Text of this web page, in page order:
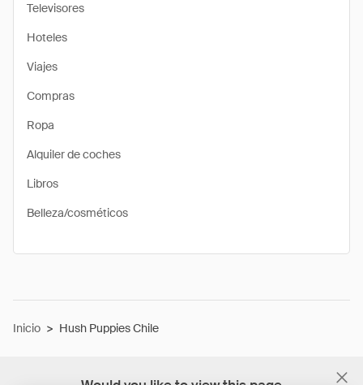
Televisores
Hoteles
Viajes
Compras
Ropa
Alquiler de coches
Libros
Belleza/cosméticos
Inicio > Hush Puppies Chile